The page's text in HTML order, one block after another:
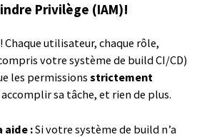
Privilège (IAM)!
Chaque utilisateur, chaque rôle,
votre système de build CI/CD)
les permissionsstrictement
sa tâche, et rien de plus.
aide :Si votre système de build n’a